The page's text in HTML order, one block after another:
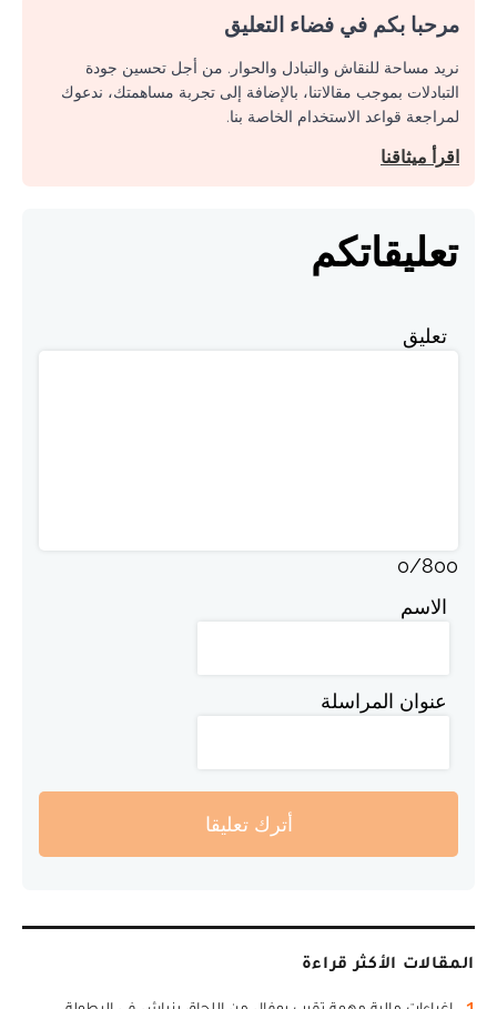
مرحبا بكم في فضاء التعليق
نريد مساحة للنقاش والتبادل والحوار. من أجل تحسين جودة
التبادلات بموجب مقالاتنا، بالإضافة إلى تجربة مساهمتك، ندعوك
لمراجعة قواعد الاستخدام الخاصة بنا.
اقرأ ميثاقنا
تعليقاتكم
تعليق
0/800
الاسم
عنوان المراسلة
أترك تعليقا
المقالات الأكثر قراءة